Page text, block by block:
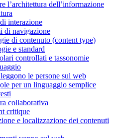
l’architettura dell’informazione
interazione
di navigazione
di contenuto (content type)
e standard
controllati e tassonomie
le persone sul web
per un linguaggio semplice
collaborativa
critique
e localizzazione dei contenuti